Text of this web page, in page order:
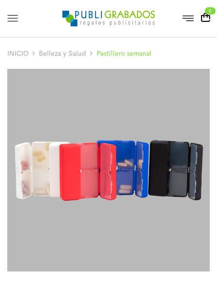
0
INICIO Belleza y Salud Pastillero semanal